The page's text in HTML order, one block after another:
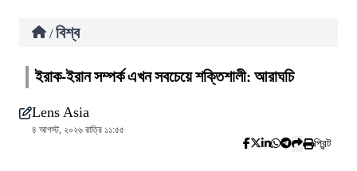
/ বিশ্ব
ইরাক-ইরান সম্পর্ক এখন সবচেয়ে শক্তিশালী: আরাঘচি
Lens Asia
৪ আগস্ট, ২০২৬ রাত্রি ১১:৫৫
প্রিন্ট